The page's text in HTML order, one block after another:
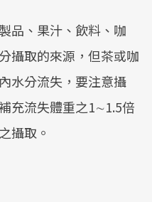
品、果汁、飲料、咖
攝取的來源，但茶或咖
水分流失，要注意攝
充流失體重之1∼1.5倍
攝取。